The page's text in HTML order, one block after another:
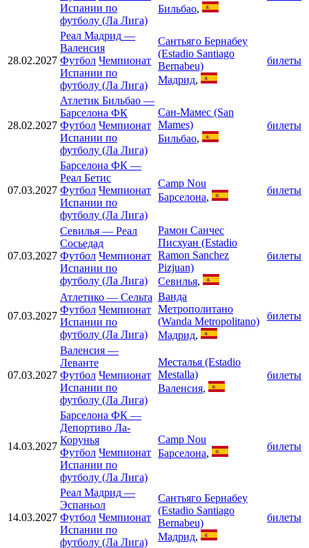
Испании по
футболу (Ла Лига)
Бильбао,
28.02.2027
Реал Мадрид —
Валенсия
Футбол Чемпионат
Испании по
футболу (Ла Лига)
Сантьяго Бернабеу
(Estadio Santiago
Bernabeu)
Мадрид,
билеты
28.02.2027
Атлетик Бильбао —
Барселона ФК
Футбол Чемпионат
Испании по
футболу (Ла Лига)
Сан-Мамес (San
Mames)
Бильбао,
билеты
07.03.2027
Барселона ФК —
Реал Бетис
Футбол Чемпионат
Испании по
футболу (Ла Лига)
Camp Nou
Барселона,
билеты
07.03.2027
Севилья — Реал
Сосьедад
Футбол Чемпионат
Испании по
футболу (Ла Лига)
Рамон Санчес
Писхуан (Estadio
Ramon Sanchez
Pizjuan)
Севилья,
билеты
07.03.2027
Атлетико — Сельта
Футбол Чемпионат
Испании по
футболу (Ла Лига)
Ванда
Метрополитано
(Wanda Metropolitano)
Мадрид,
билеты
07.03.2027
Валенсия —
Леванте
Футбол Чемпионат
Испании по
футболу (Ла Лига)
Месталья (Estadio
Mestalla)
Валенсия,
билеты
14.03.2027
Барселона ФК —
Депортиво Ла-
Корунья
Футбол Чемпионат
Испании по
футболу (Ла Лига)
Camp Nou
Барселона,
билеты
14.03.2027
Реал Мадрид —
Эспаньол
Футбол Чемпионат
Испании по
футболу (Ла Лига)
Сантьяго Бернабеу
(Estadio Santiago
Bernabeu)
Мадрид,
билеты